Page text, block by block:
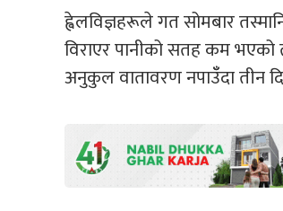
ह्वेलविज्ञहरूले गत सोमबार
विराएर पानीको सतह कम भएको
अनुकुल वातावरण नपाउँँदा तीन